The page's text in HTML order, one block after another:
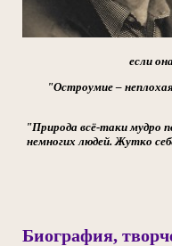
если
"Остроумие –
"Природа всё-таки мудро
немногих людей. Жутко
Биография,